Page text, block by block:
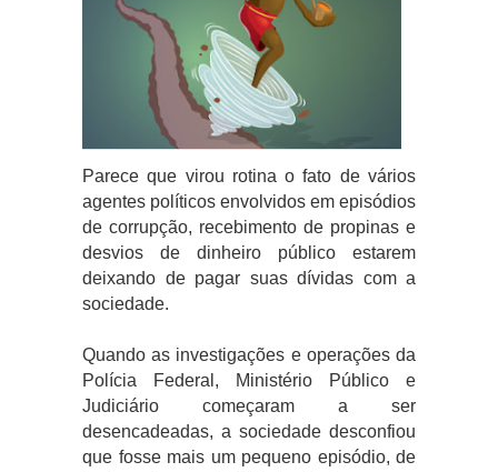
Parece que virou rotina o fato de vários
agentes políticos envolvidos em episódios
de corrupção, recebimento de propinas e
desvios de dinheiro público estarem
deixando de pagar suas dívidas com a
sociedade.
Quando as investigações e operações da
Polícia Federal, Ministério Público e
Judiciário começaram a ser
desencadeadas, a sociedade desconfiou
que fosse mais um pequeno episódio, de